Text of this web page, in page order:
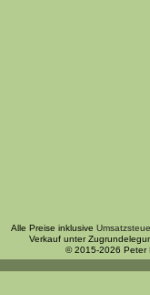
Alle Preise inklusive
Verkauf unter
© 2015-2026 Peter